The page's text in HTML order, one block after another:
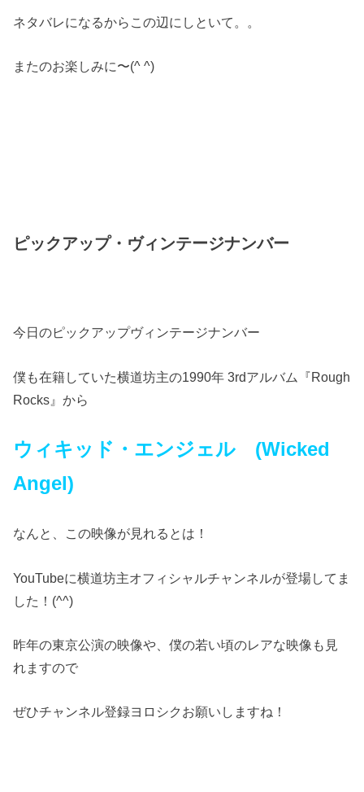
ネタバレになるからこの辺にしといて。。
またのお楽しみに〜(^ ^)
ピックアップ・ヴィンテージナンバー
今日のピックアップヴィンテージナンバー
僕も在籍していた横道坊主の1990年 3rdアルバム『Rough
Rocks』から
ウィキッド・エンジェル (Wicked
Angel)
なんと、この映像が見れるとは！
YouTubeに横道坊主オフィシャルチャンネルが登場してま
した！(^^)
昨年の東京公演の映像や、僕の若い頃のレアな映像も見
れますので
ぜひチャンネル登録ヨロシクお願いしますね！